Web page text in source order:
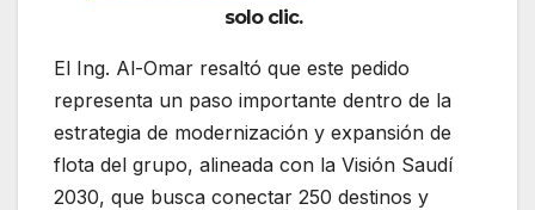
solo clic.
El Ing. Al-Omar resaltó que este pedido
representa un paso importante dentro de la
estrategia de modernización y expansión de
flota del grupo, alineada con la Visión Saudí
2030, que busca conectar 250 destinos y